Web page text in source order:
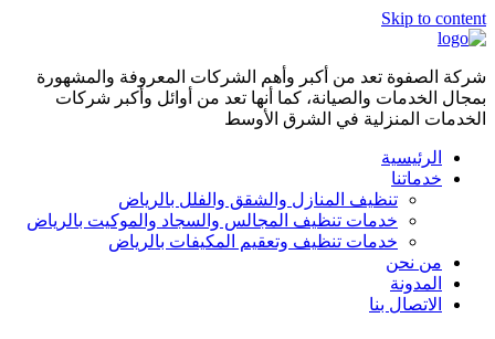
Skip to content
شركة الصفوة تعد من أكبر وأهم الشركات المعروفة والمشهورة
بمجال الخدمات والصيانة، كما أنها تعد من أوائل وأكبر شركات
الخدمات المنزلية في الشرق الأوسط
الرئيسية
خدماتنا
تنظيف المنازل والشقق والفلل بالرياض
خدمات تنظيف المجالس والسجاد والموكيت بالرياض
خدمات تنظيف وتعقيم المكيفات بالرياض
من نحن
المدونة
الاتصال بنا